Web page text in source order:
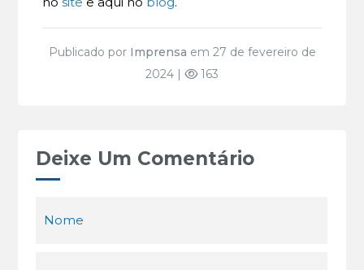
Publicado por Imprensa em 27 de fevereiro de
2024 |
163
Deixe Um Comentário